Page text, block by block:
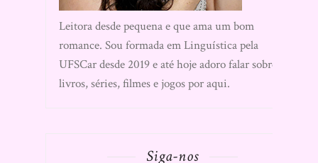
Leitora desde pequena e que ama um bom
romance. Sou formada em Linguística pela
UFSCar desde 2019 e até hoje adoro falar sobre
livros, séries, filmes e jogos por aqui.
Siga-nos